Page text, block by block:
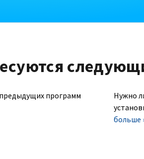
программ
Нужно
больше